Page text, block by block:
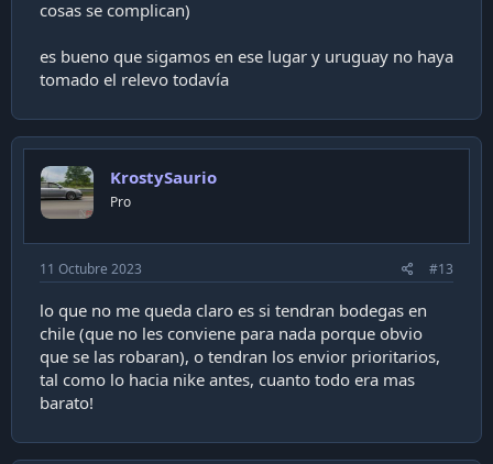
cosas se complican)
es bueno que sigamos en ese lugar y uruguay no haya
tomado el relevo todavía
KrostySaurio
Pro
11 Octubre 2023 #13
lo que no me queda claro es si tendran bodegas en
chile (que no les conviene para nada porque obvio
que se las robaran), o tendran los envior prioritarios,
tal como lo hacia nike antes, cuanto todo era mas
barato!